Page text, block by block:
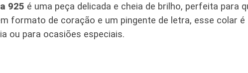
925 é uma peça delicada e cheia de brilho, perfeita para
formato de coração e um pingente de letra, esse colar
ou para ocasiões especiais.